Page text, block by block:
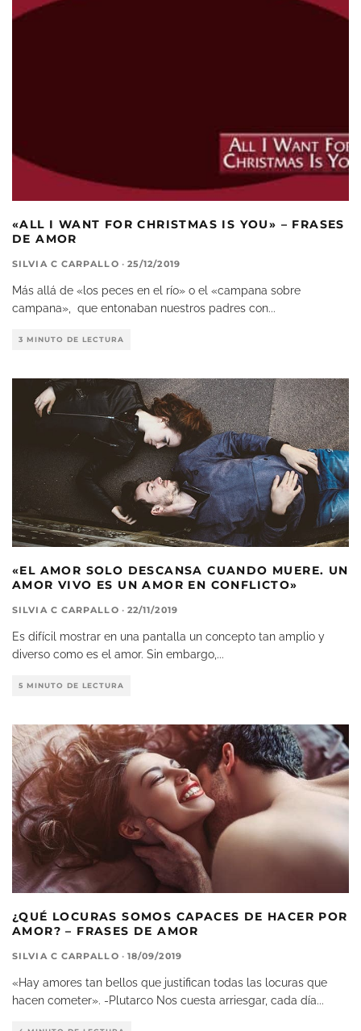
«ALL I WANT FOR CHRISTMAS IS YOU» – FRASES
DE AMOR
SILVIA C CARPALLO · 25/12/2019
Más allá de «los peces en el río» o el «campana sobre
campana», que entonaban nuestros padres con...
3 MINUTO DE LECTURA
«EL AMOR SOLO DESCANSA CUANDO MUERE. UN
AMOR VIVO ES UN AMOR EN CONFLICTO»
SILVIA C CARPALLO · 22/11/2019
Es difícil mostrar en una pantalla un concepto tan amplio y
diverso como es el amor. Sin embargo,...
5 MINUTO DE LECTURA
¿QUÉ LOCURAS SOMOS CAPACES DE HACER POR
AMOR? – FRASES DE AMOR
SILVIA C CARPALLO · 18/09/2019
«Hay amores tan bellos que justifican todas las locuras que
hacen cometer». -Plutarco Nos cuesta arriesgar, cada día...